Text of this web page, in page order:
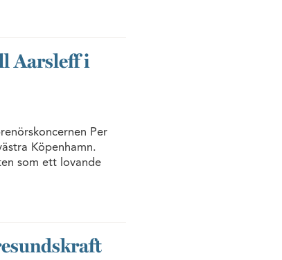
Aarsleff i
Per
Köpenhamn.
som ett lovande